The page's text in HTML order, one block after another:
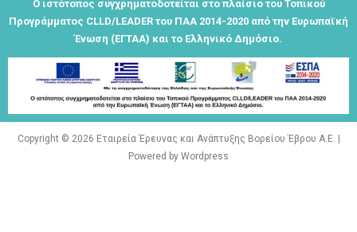
μας είναι
σημεία
αναφοράς
ταυτότητάς
μας"
Ο ιστότοπος συγχρηματοδοτείται στο πλαίσιο του Τοπικού
Προγράμματος CLLD/LEADER του ΠΑΑ 2014-2020 από την Ευρωπαϊκή
Ένωση (ΕΓΤΑΑ) και το Ελληνικό Δημόσιο.
Copyright © 2026 Εταιρεία Έρευνας και Ανάπτυξης Βορείου Έβρου Α.Ε. |
Powered by Wordpress